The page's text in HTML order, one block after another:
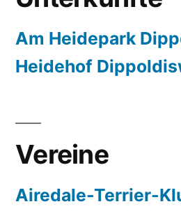
Am Heidepark
Heidehof
Vereine
Airedale-Terrier-